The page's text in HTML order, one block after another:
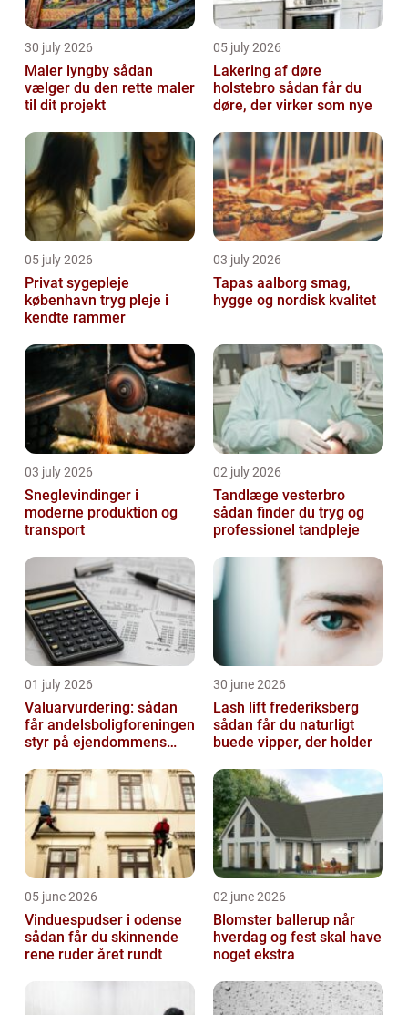
30 july 2026
Maler lyngby sådan
vælger du den rette maler
til dit projekt
05 july 2026
Lakering af døre
holstebro sådan får du
døre, der virker som nye
05 july 2026
Privat sygepleje
københavn tryg pleje i
kendte rammer
03 july 2026
Tapas aalborg smag,
hygge og nordisk kvalitet
03 july 2026
Sneglevindinger i
moderne produktion og
transport
02 july 2026
Tandlæge vesterbro
sådan finder du tryg og
professionel tandpleje
01 july 2026
Valuarvurdering: sådan
får andelsboligforeningen
styr på ejendommens
30 june 2026
Lash lift frederiksberg
sådan får du naturligt
buede vipper, der holder
05 june 2026
Vinduespudser i odense
sådan får du skinnende
rene ruder året rundt
02 june 2026
Blomster ballerup når
hverdag og fest skal have
noget ekstra